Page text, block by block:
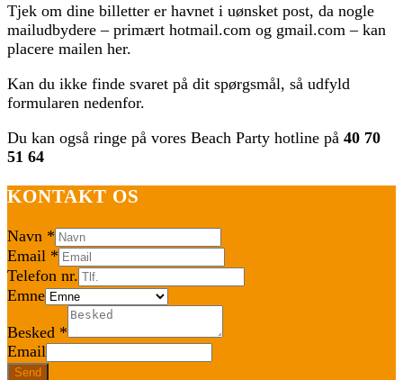
Tjek om dine billetter er havnet i uønsket post, da nogle
mailudbydere – primært hotmail.com og gmail.com – kan
placere mailen her.
Kan du ikke finde svaret på dit spørgsmål, så udfyld
formularen nedenfor.
Du kan også ringe på vores Beach Party hotline på 40 70
51 64
KONTAKT OS
Navn *
Email *
Telefon nr.
Emne
Besked *
Email
Send